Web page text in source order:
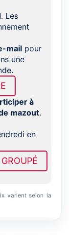
. Les
mail pour
une
à
mazout.
en
varient selon la